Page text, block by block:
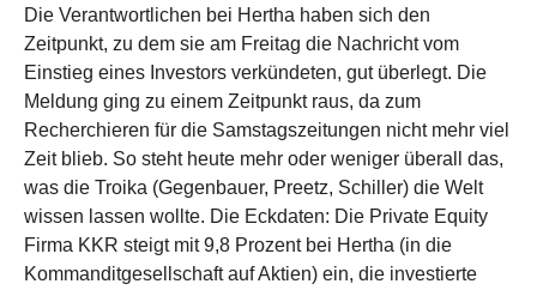
Die Verantwortlichen bei Hertha haben sich den
Zeitpunkt, zu dem sie am Freitag die Nachricht vom
Einstieg eines Investors verkündeten, gut überlegt. Die
Meldung ging zu einem Zeitpunkt raus, da zum
Recherchieren für die Samstagszeitungen nicht mehr viel
Zeit blieb. So steht heute mehr oder weniger überall das,
was die Troika (Gegenbauer, Preetz, Schiller) die Welt
wissen lassen wollte. Die Eckdaten: Die Private Equity
Firma KKR steigt mit 9,8 Prozent bei Hertha (in die
Kommanditgesellschaft auf Aktien) ein, die investierte